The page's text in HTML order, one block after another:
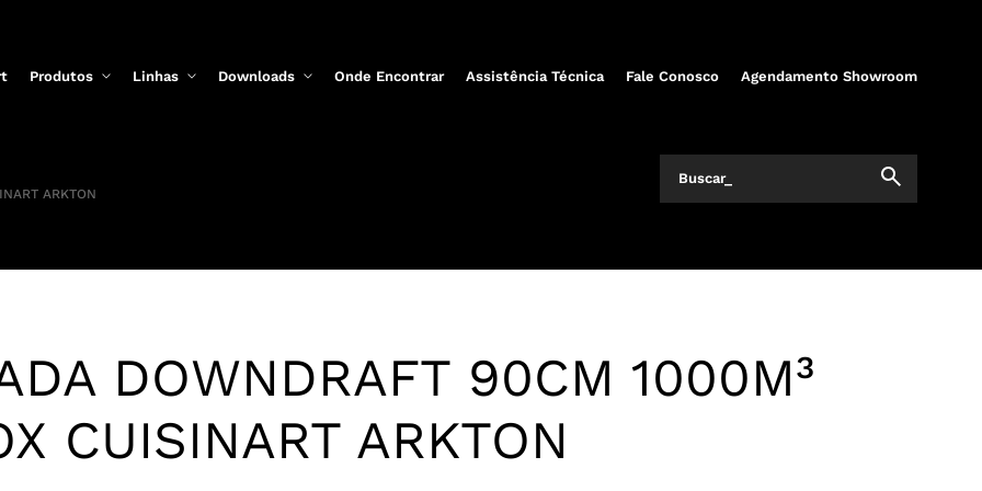
Produtos Linhas Downloads Onde Encontrar Assistência Técnica Fale Conosco Agendamento Showroom
ARKTON
DOWNDRAFT 90CM 1000M³
CUISINART ARKTON